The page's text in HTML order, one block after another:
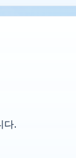
다.